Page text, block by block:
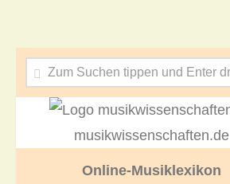
musikwissenschaften.de
Online-Musiklexikon